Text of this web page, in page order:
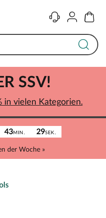
KontaktKonto
43MIN. 29SEK.
der Woche »
SSV!
in vielen Kategorien.